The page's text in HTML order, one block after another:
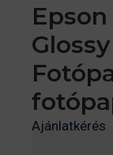
Ajánlatkérés